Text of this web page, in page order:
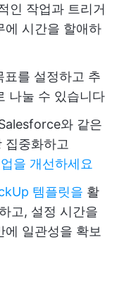
인 작업과 트리거
에 시간을 할애하
표를 설정하고 추
나눌 수 있습니다
와 같은
집중화하고
을 개선하세요
템플릿을 활
고, 설정 시간을
에 일관성을 확보